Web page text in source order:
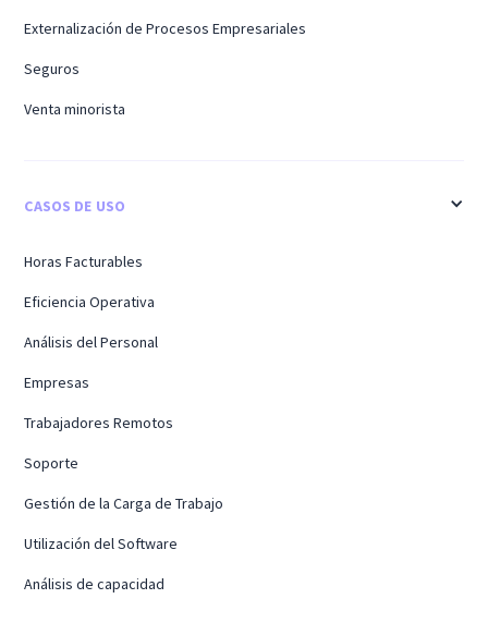
Externalización de Procesos Empresariales
Seguros
Venta minorista
CASOS DE USO
Horas Facturables
Eficiencia Operativa
Análisis del Personal
Empresas
Trabajadores Remotos
Soporte
Gestión de la Carga de Trabajo
Utilización del Software
Análisis de capacidad